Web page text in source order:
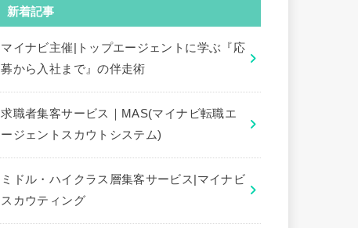
新着記事
マイナビ主催|トップエージェントに学ぶ『応
募から入社まで』の伴走術
求職者集客サービス｜MAS(マイナビ転職エ
ージェントスカウトシステム)
ミドル・ハイクラス層集客サービス|マイナビ
スカウティング